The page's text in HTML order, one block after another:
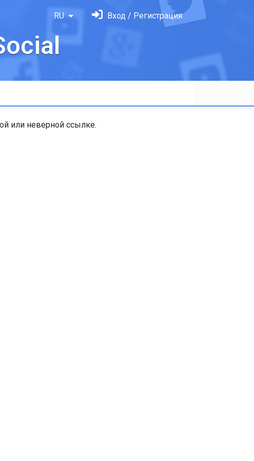
RU Вход / Регистрация
или неверной ссылке.